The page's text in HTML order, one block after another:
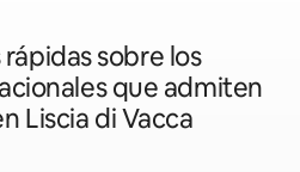
sobre los
que admiten
Liscia di Vacca